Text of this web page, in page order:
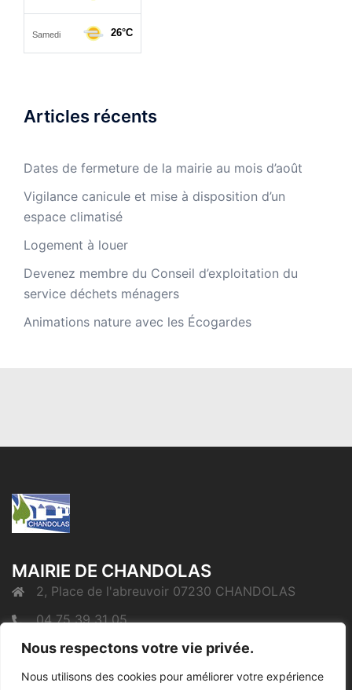
Nous respectons votre vie privée.
Nous utilisons des cookies pour améliorer votre expérience
Articles récents
Dates de fermeture de la mairie au mois d’août
Vigilance canicule et mise à disposition d’un
espace climatisé
Logement à louer
Devenez membre du Conseil d’exploitation du
service déchets ménagers
Animations nature avec les Écogardes
MAIRIE DE CHANDOLAS
2, Place de l'abreuvoir 07230 CHANDOLAS
04 75 39 31 05
mairie@chandolas.fr